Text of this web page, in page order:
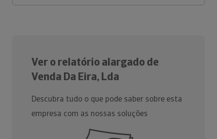
Ver o relatório alargado de
Venda Da Eira, Lda
Descubra tudo o que pode saber sobre esta
empresa com as nossas soluções